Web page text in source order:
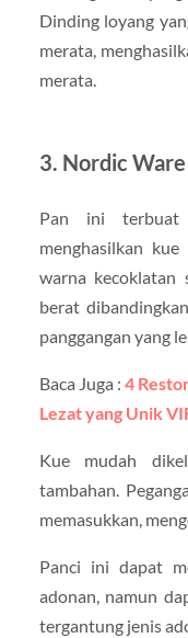
Dinding loyang
merata,
merata.
3. Nordic
Pan ini terbuat
menghasilkan
warna kecoklatan
berat
panggangan yang
Baca Juga : 4
Lezat yang Unik
Kue mudah
tambahan.
memasukkan,
Panci ini dapat
adonan, namun
tergantung jenis